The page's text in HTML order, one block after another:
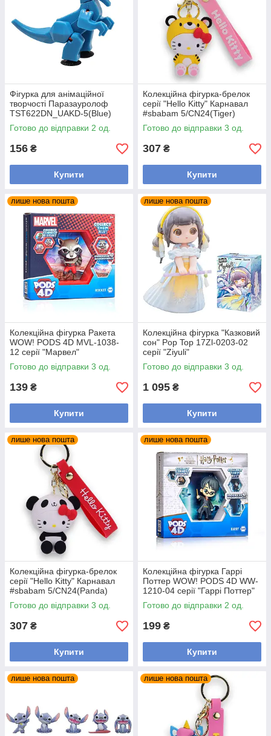
Фігурка для анімаційної
творчості Паразауролоф
TST622DN_UAKD-5(Blue)
Готово до відправки 2 од.
156 ₴
Купити
Колекційна фігурка-брелок
серії "Hello Kitty" Карнавал
#sbabam 5/CN24(Tiger)
Готово до відправки 3 од.
307 ₴
Купити
лише нова пошта
Колекційна фігурка Ракета
WOW! PODS 4D MVL-1038-
12 серії "Марвел"
Готово до відправки 3 од.
139 ₴
Купити
лише нова пошта
Колекційна фігурка "Казковий
сон" Pop Top 17Zl-0203-02
серії "Ziyuli"
Готово до відправки 3 од.
1 095 ₴
Купити
лише нова пошта
Колекційна фігурка-брелок
серії "Hello Kitty" Карнавал
#sbabam 5/CN24(Panda)
Готово до відправки 3 од.
307 ₴
Купити
лише нова пошта
Колекційна фігурка Гаррі
Поттер WOW! PODS 4D WW-
1210-04 серії "Гаррі Поттер"
Готово до відправки 2 од.
199 ₴
Купити
лише нова пошта лише нова пошта